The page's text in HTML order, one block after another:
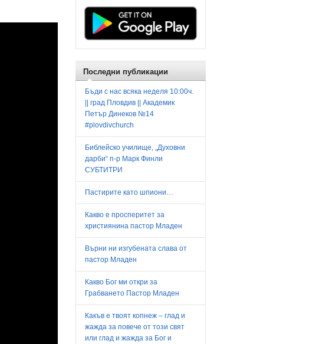
Последни публикации
Бъди с нас всяка неделя 10:00ч.
|| град Пловдив || Академик
Петър Динеков №14
#plovdivchurch
Библейско училище, „Духовни
дарби“ п-р Марк Финли
СУБТИТРИ
Пастирите като шпиони…
Какво е просперитет за
християнина пастор Младен
Върни ни изгубената слава от
пастор Младен
Какво Бог ми откри за
Грабването Пастор Младен
Какъв е твоят копнеж – глад и
жажда за повече от този свят
или глад и жажда за Бог и